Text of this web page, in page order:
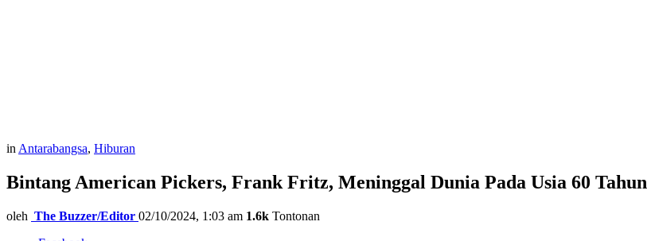
in Antarabangsa, Hiburan
Bintang American Pickers, Frank Fritz, Meninggal Dunia Pada Usia 60 Tahun
oleh The Buzzer/Editor 02/10/2024, 1:03 am 1.6k Tontonan